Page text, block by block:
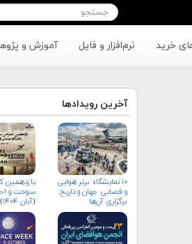
خرید نرم‌افزار و فایل آموزش و
آخرین رویدادها
۱۰ نمایشگاه برتر هوایی
و فضایی جهان و تاریخ
برگزاری آن‌ها
یازدهمین
سوخت و
(آبان‌ ۱۴۰۴)